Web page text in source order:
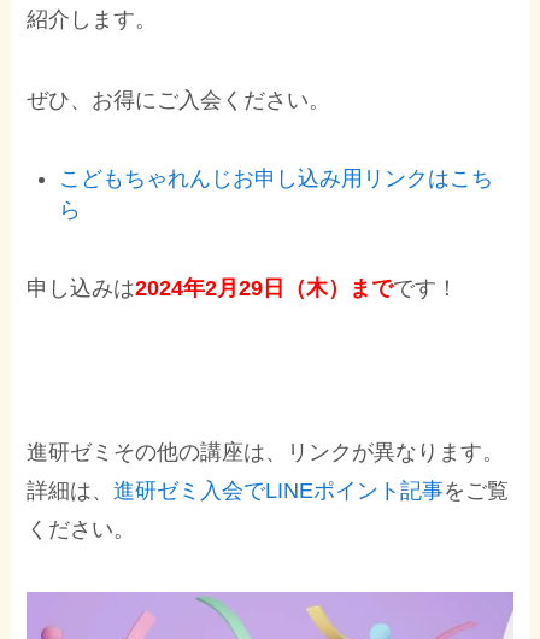
紹介します。
ぜひ、お得にご入会ください。
こどもちゃれんじお申し込み用リンクはこち
ら
申し込みは2024年2月29日（木）までです！
進研ゼミその他の講座は、リンクが異なります。
詳細は、進研ゼミ入会でLINEポイント記事をご覧
ください。